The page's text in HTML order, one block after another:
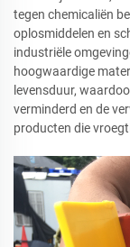
tegen chemicaliën
oplosmiddelen en
industriële
hoogwaardige
levensduur,
verminderd en de
producten die